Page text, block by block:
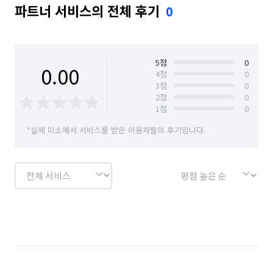
파트너 서비스의 전체 후기 0
0.00 5점
0
4점
0
3점
0
2점
0
1점
0
*실제 미소에서 서비스를 받은 이용자들의 후기입니다.